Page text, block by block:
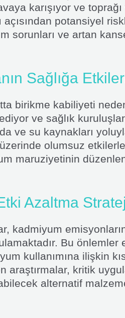
karışıyor ve
potansiyel
sorunları ve artan
Sağlığa
birikme kabiliyeti
ve sağlık
ve su kaynakları
olumsuz
maruziyetinin
Azaltma
kadmiyum
Bu
kullanımına ilişkin
araştırmalar, kritik
alternatif